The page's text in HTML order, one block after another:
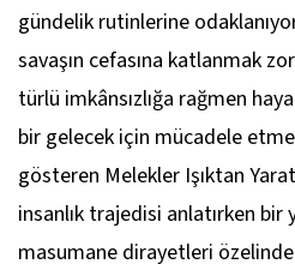
gündelik rutinlerine
savaşın cefasına katlanmak
türlü imkânsızlığa rağmen
bir gelecek için mücadele
gösteren Melekler Işıktan
insanlık trajedisi anlatırken bir
masumane dirayetleri